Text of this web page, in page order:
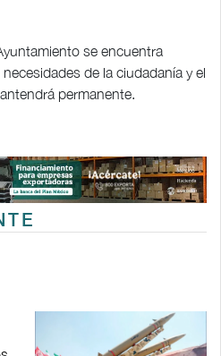
se encuentra
de la ciudadanía y el
permanente.